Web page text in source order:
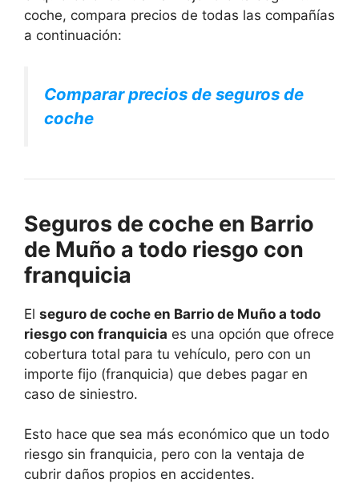
coche, compara precios de todas las compañías
a continuación:
Comparar precios de seguros de
coche
Seguros de coche en Barrio
de Muño a todo riesgo con
franquicia
El seguro de coche en Barrio de Muño a todo
riesgo con franquicia es una opción que ofrece
cobertura total para tu vehículo, pero con un
importe fijo (franquicia) que debes pagar en
caso de siniestro.
Esto hace que sea más económico que un todo
riesgo sin franquicia, pero con la ventaja de
cubrir daños propios en accidentes.